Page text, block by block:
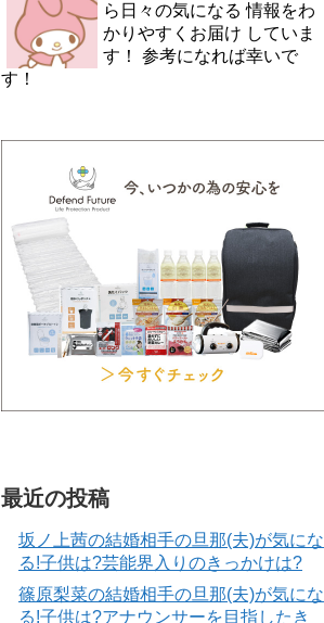
ら日々の気になる 情報をわ
かりやすくお届け していま
す！ 参考になれば幸いで
す！
最近の投稿
坂ノ上茜の結婚相手の旦那(夫)が気にな
る!子供は?芸能界入りのきっかけは?
篠原梨菜の結婚相手の旦那(夫)が気にな
る!子供は?アナウンサーを目指したき